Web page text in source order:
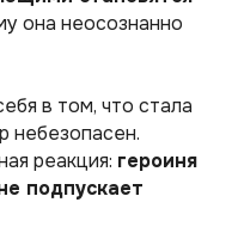
она неосознанно
в том, что стала
небезопасен.
реакция: героиня
подпускает